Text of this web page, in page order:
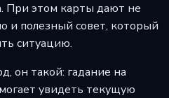
При этом карты дают не
и полезный совет, который
ситуацию.
он такой: гадание на
увидеть текущую